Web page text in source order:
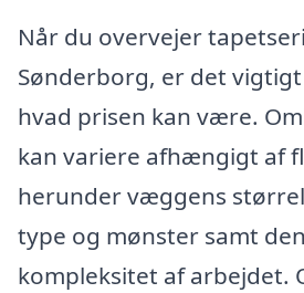
Når du overvejer
Sønderborg, er det
hvad prisen kan være.
kan variere afhængigt af
herunder væggens
type og mønster samt
kompleksitet af arbejdet.